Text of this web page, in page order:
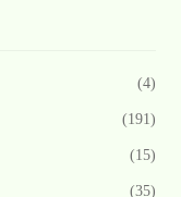
(4)
(191)
(15)
(35)